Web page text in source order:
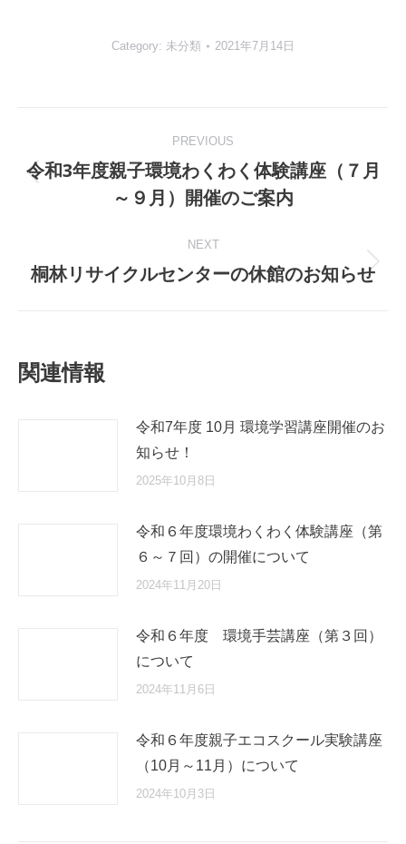
Category: 未分類 2021年7月14日
navigation
PREVIOUS
Previous
post:
令和3年度親子環境わくわく体験講座（７月
～９月）開催のご案内
NEXT
Next
桐林リサイクルセンターの休館のお知らせ
関連情報
令和7年度 10月 環境学習講座開催のお
知らせ！
2025年10月8日
令和６年度環境わくわく体験講座（第
６～７回）の開催について
2024年11月20日
令和６年度 環境手芸講座（第３回）
について
2024年11月6日
令和６年度親子エコスクール実験講座
（10月～11月）について
2024年10月3日